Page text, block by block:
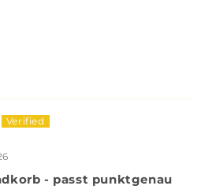
- passt punktgenau